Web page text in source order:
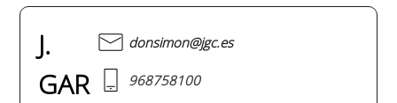
J.
GAR
donsimon@jgc.es
968758100